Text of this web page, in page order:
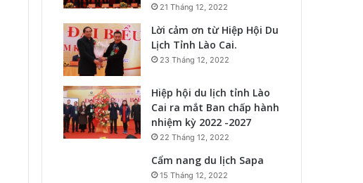
21 Tháng 12, 2022
Lời cảm ơn từ Hiệp Hội Du
Lịch Tỉnh Lào Cai.
23 Tháng 12, 2022
Hiệp hội du lịch tỉnh Lào
Cai ra mắt Ban chấp hành
nhiệm kỳ 2022 -2027
22 Tháng 12, 2022
Cẩm nang du lịch Sapa
15 Tháng 12, 2022